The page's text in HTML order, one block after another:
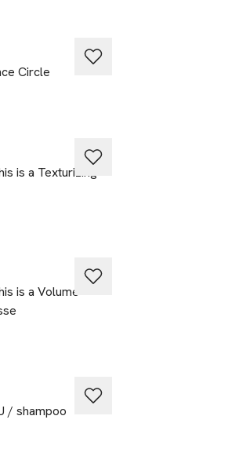
Circle
is a Texturizing
is a Volume
/ shampoo